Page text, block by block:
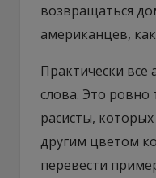
возвращаться
американцев,
Практически все
слова. Это ровно
расисты,
другим цветом
перевести